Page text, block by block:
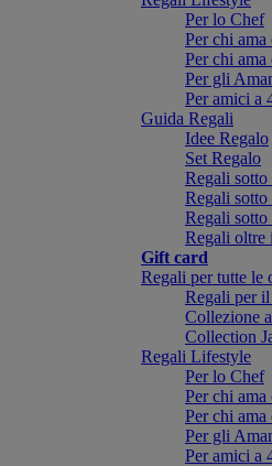
Per lo Chef
Per chi ama
Per chi
Per gli
Per amici a
Guida Regali
Idee Regalo
Set Regalo
Regali
Regali
Regali
Regali oltre
Gift card
Regali per tutte le
Regali per
Collezione
Collection
Regali Lifestyle
Per lo Chef
Per chi ama
Per chi
Per gli
Per amici a